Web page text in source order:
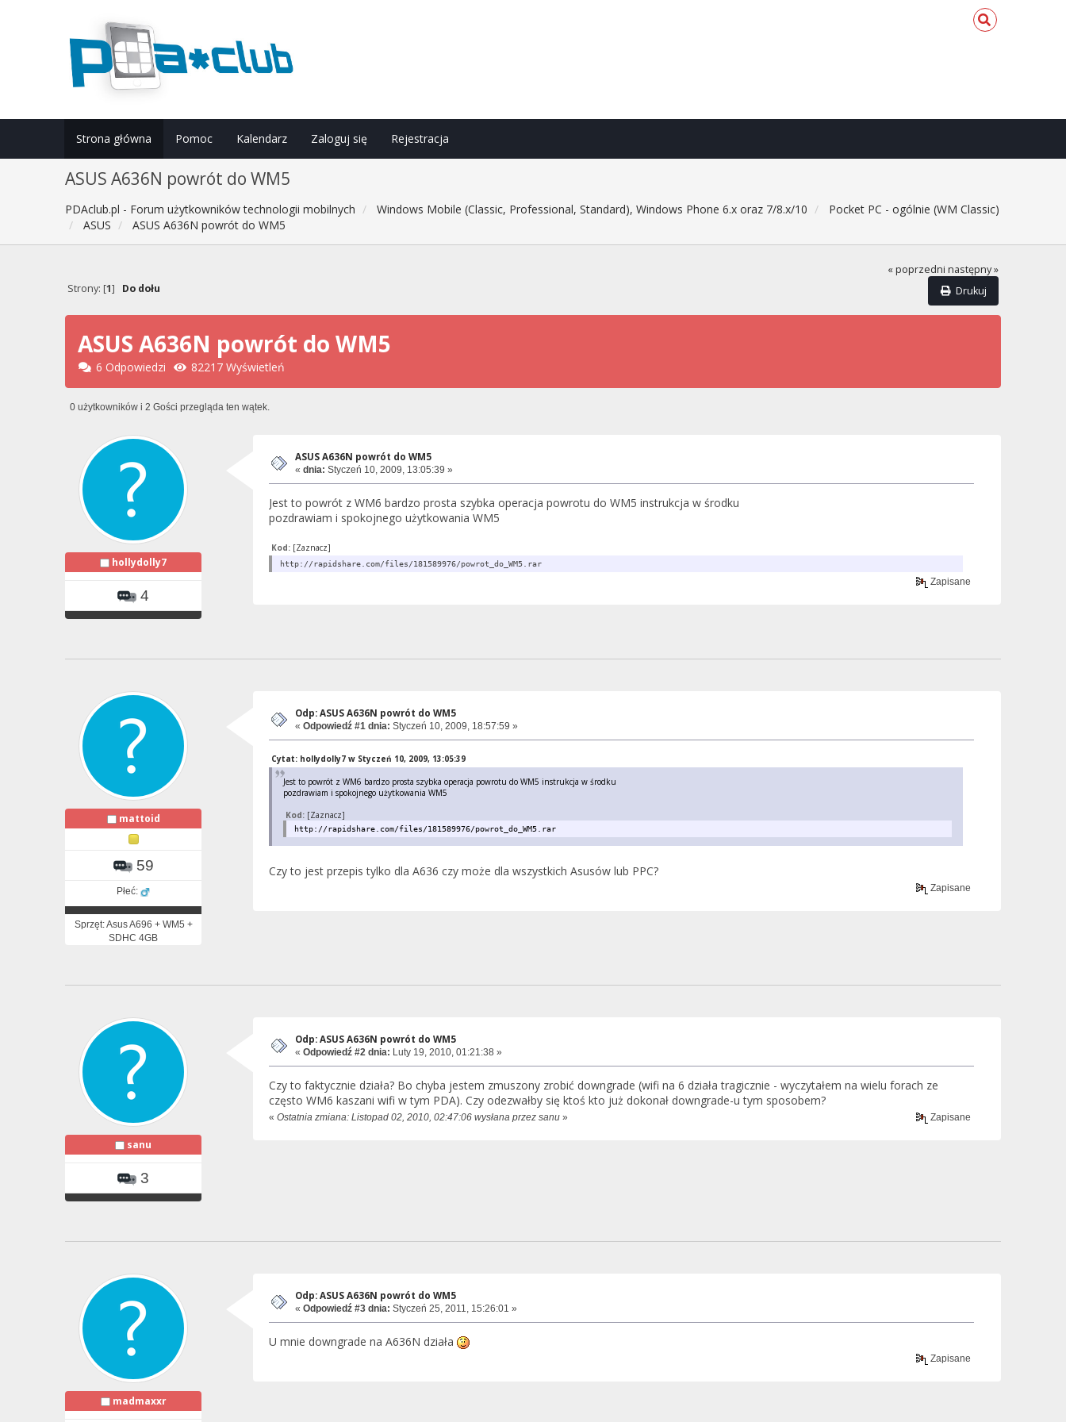
Strona główna Pomoc Kalendarz Zaloguj się Rejestracja
ASUS A636N powrót do WM5
PDAclub.pl - Forum użytkowników technologii mobilnych Windows Mobile (Classic, Professional, Standard), Windows Phone 6.x oraz 7/8.x/10
Pocket PC - ogólnie (WM Classic)
ASUS
ASUS A636N powrót do WM5
« poprzedni następny »
Drukuj
Strony: [1] Do dołu
ASUS A636N powrót do WM5
6 Odpowiedzi 82217 Wyświetleń
0 użytkowników i 2 Gości przegląda ten wątek.
hollydolly7
4
ASUS A636N powrót do WM5
« dnia: Styczeń 10, 2009, 13:05:39 »
Jest to powrót z WM6 bardzo prosta szybka operacja powrotu do WM5 instrukcja w środku
pozdrawiam i spokojnego użytkowania WM5
Kod: [Zaznacz]
http://rapidshare.com/files/181589976/powrot_do_WM5.rar
Zapisane
mattoid
59
Płeć:
Sprzęt: Asus A696 + WM5 +
SDHC 4GB
Odp: ASUS A636N powrót do WM5
« Odpowiedź #1 dnia: Styczeń 10, 2009, 18:57:59 »
Cytat: hollydolly7 w Styczeń 10, 2009, 13:05:39
Jest to powrót z WM6 bardzo prosta szybka operacja powrotu do WM5 instrukcja w środku
pozdrawiam i spokojnego użytkowania WM5
Kod: [Zaznacz]
http://rapidshare.com/files/181589976/powrot_do_WM5.rar
Czy to jest przepis tylko dla A636 czy może dla wszystkich Asusów lub PPC?
Zapisane
sanu
3
Odp: ASUS A636N powrót do WM5
« Odpowiedź #2 dnia: Luty 19, 2010, 01:21:38 »
Czy to faktycznie działa? Bo chyba jestem zmuszony zrobić downgrade (wifi na 6 działa tragicznie - wyczytałem na wielu forach ze
często WM6 kaszani wifi w tym PDA). Czy odezwałby się ktoś kto już dokonał downgrade-u tym sposobem?
« Ostatnia zmiana: Listopad 02, 2010, 02:47:06 wysłana przez sanu» Zapisane
madmaxxr
Odp: ASUS A636N powrót do WM5
« Odpowiedź #3 dnia: Styczeń 25, 2011, 15:26:01 »
U mnie downgrade na A636N działa
Zapisane